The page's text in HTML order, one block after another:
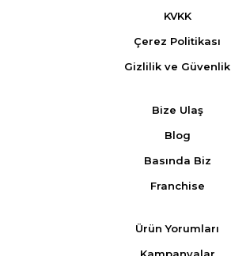
KVKK
Çerez Politikası
Gizlilik ve Güvenlik
Bize Ulaş
Blog
Basında Biz
Franchise
Ürün Yorumları